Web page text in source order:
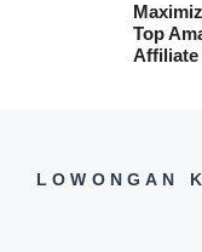
Top
Affiliate
LOWONGAN